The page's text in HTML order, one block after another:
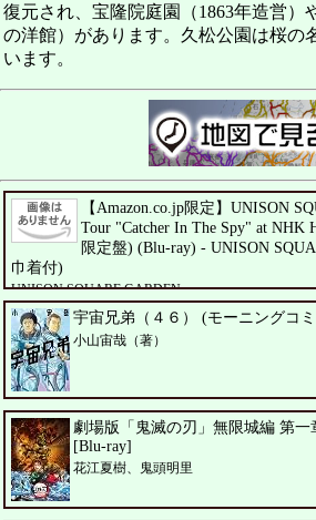
復元され、宝隆院庭園（1863年造営）
の洋館）があります。久松公園は桜の
います。
【Amazon.co.jp限定】UNISON
Tour "Catcher In The Spy" at NHK
限定盤) (Blu-ray) - UNISON
巾着付)
UNISON SQUARE GARDEN
宇宙兄弟（４６） (モーニングコ
小山宙哉（著）
劇場版「鬼滅の刃」無限城編 第
[Blu-ray]
花江夏樹、鬼頭明里